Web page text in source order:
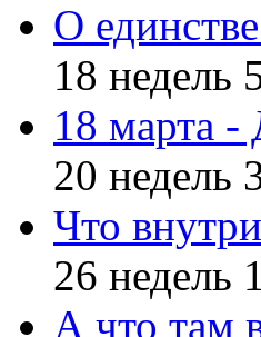
О
18 недель
18 марта
20 недель
Что
26 недель
А что там